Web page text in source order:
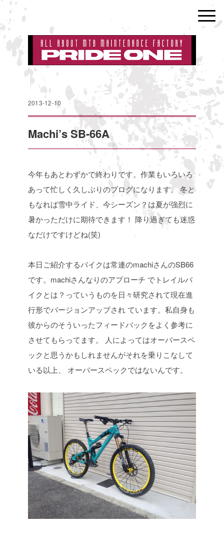
2013-12-10
Machi’s SB-66A
今年もあとわずかで終わりです。作業もいろいろ
あって忙しく久しぶりのブログになります。冬と
もなれば雪中ライド、今シーズン？は夏が強烈に
暑かっただけに期待できます！ 降り過ぎても迷惑
なだけですけどね(笑)
本日ご紹介するバイクは常連のmachiさんのSB66
です。machiさんなりのアプローチ でトレイルバ
イクとは？っていうものを日々研究されて現在進
行形でバージョンアップされています。私自身も
彼からのそういったフィードバックをよく参考に
させてもらってます。
人によってはオーバースペ
ックと思うかもしれませんがそれを乗りこなして
いる以上、
オーバースペックではないんです。